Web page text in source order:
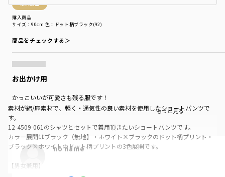
購入商品
購入商品
サイズ：90cm 色：ドット柄ブラック(92)
商品をチェックする＞
お出かけ用
かっこいいが可愛さも残る服です！
もっと見る…
no name
素材が綿/麻素材で、軽く・通気性の良い素材を使用したショートパンツで
す。
12-4509-061のシャツとセットで着用頂きたいショートパンツです。
カラー展開はブラック（無地】・ホワイト×ブラックのドット柄プリント・
ブラック×ホワイトのドット柄プリントの3色展開です。
【男女兼用】